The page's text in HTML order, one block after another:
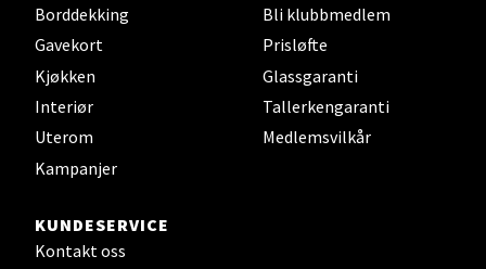
Borddekking
Gavekort
Kjøkken
Interiør
Uterom
Kampanjer
Bli klubbmedlem
Prisløfte
Glassgaranti
Tallerkengaranti
Medlemsvilkår
KUNDESERVICE
Kontakt oss
0 i butikk
Steinkjer - Thon Senter Steinkjer
Sjøfartsgata 2, 7714 Steinkjer
Åpent i dag 10-20